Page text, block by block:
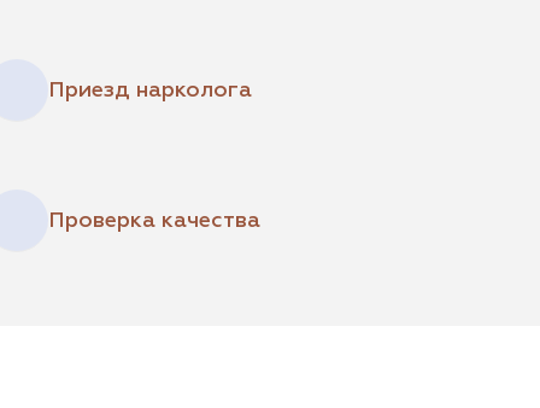
Приезд нарколога
Проверка качества